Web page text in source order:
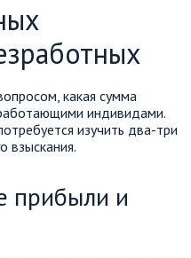
какая сумма
индивидами.
изучить два-три
взыскания.
прибыли и